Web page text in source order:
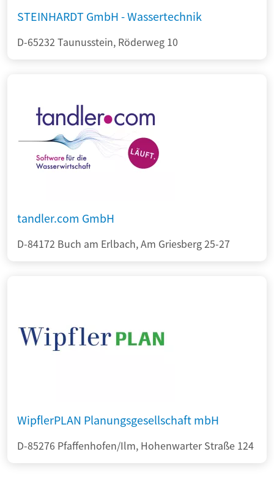
STEINHARDT GmbH - Wassertechnik
D-65232 Taunusstein, Röderweg 10
tandler.com GmbH
D-84172 Buch am Erlbach, Am Griesberg 25-27
WipflerPLAN Planungsgesellschaft mbH
D-85276 Pfaffenhofen/Ilm, Hohenwarter Straße 124